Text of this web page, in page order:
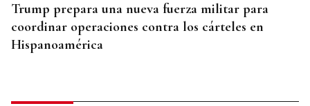
Trump prepara una nueva fuerza militar para
coordinar operaciones contra los cárteles en
Hispanoamérica